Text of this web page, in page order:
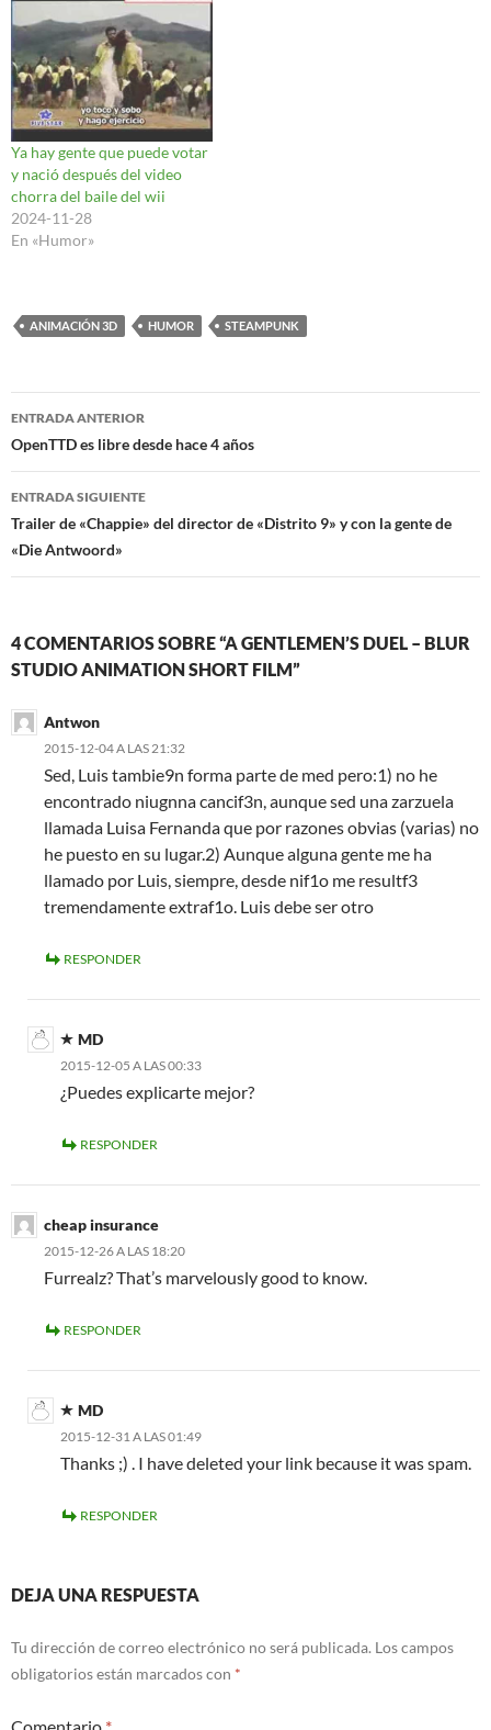
Ya hay gente que puede votar
y nació después del video
chorra del baile del wii
2024-11-28
En «Humor»
ANIMACIÓN 3D HUMOR STEAMPUNK
Navegación
de
entradas
ENTRADA ANTERIOR
OpenTTD es libre desde hace 4 años
ENTRADA SIGUIENTE
Trailer de «Chappie» del director de «Distrito 9» y con la gente de
«Die Antwoord»
4 COMENTARIOS SOBRE “A GENTLEMEN’S DUEL – BLUR
STUDIO ANIMATION SHORT FILM”
Antwon
2015-12-04 A LAS 21:32
Sed, Luis tambie9n forma parte de med pero:1) no he
encontrado niugnna cancif3n, aunque sed una zarzuela
llamada Luisa Fernanda que por razones obvias (varias) no
he puesto en su lugar.2) Aunque alguna gente me ha
llamado por Luis, siempre, desde nif1o me resultf3
tremendamente extraf1o. Luis debe ser otro
RESPONDER
MD
2015-12-05 A LAS 00:33
¿Puedes explicarte mejor?
RESPONDER
cheap insurance
2015-12-26 A LAS 18:20
Furrealz? That’s marvelously good to know.
RESPONDER
MD
2015-12-31 A LAS 01:49
Thanks ;) . I have deleted your link because it was spam.
RESPONDER
DEJA UNA RESPUESTA
Tu dirección de correo electrónico no será publicada. Los campos
obligatorios están marcados con *